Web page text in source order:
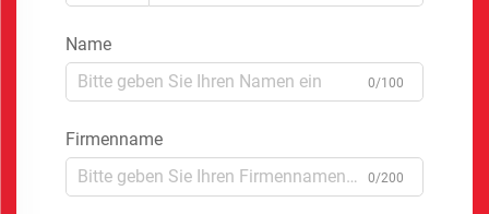
Name
0/100
Firmenname
0/200